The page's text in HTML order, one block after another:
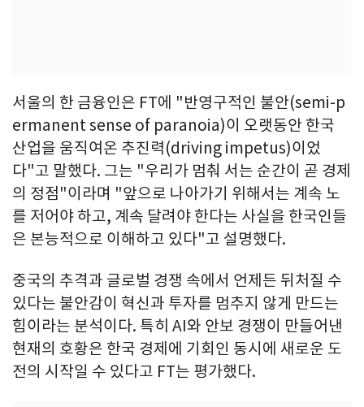
서울의 한 금융인은 FT에 "반영구적인 불안(semi-p
ermanent sense of paranoia)이 오랫동안 한국
산업을 움직여온 추진력(driving impetus)이었
다"고 말했다. 그는 "우리가 멈춰 서는 순간이 곧 경제
의 정점"이라며 "앞으로 나아가기 위해서는 계속 노
를 저어야 하고, 계속 달려야 한다는 사실을 한국인들
은 본능적으로 이해하고 있다"고 설명했다.
중국의 추격과 글로벌 경쟁 속에서 언제든 뒤처질 수
있다는 불안감이 혁신과 투자를 멈추지 않게 만드는
힘이라는 분석이다. 특히 AI와 안보 경쟁이 만들어낸
현재의 호황은 한국 경제에 기회인 동시에 새로운 도
전의 시작일 수 있다고 FT는 평가했다.